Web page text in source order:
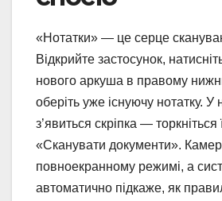
«Нотатки» — це серце
Відкрийте застосунок,
нового аркуша в правому
оберіть уже існуючу нотатку. У
з’явиться скріпка — торкніться
«Сканувати документи».
повноекранному режимі, а
автоматично підкаже, як